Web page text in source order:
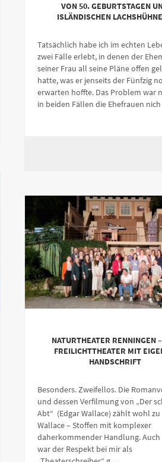
VON 50. GEBURTSTAGEN
ISLÄNDISCHEN
Tatsächlich habe ich im echten
zwei Fälle erlebt, in denen der
seiner Frau all seine Pläne offen
hatte, was er jenseits der Fünfzig
erwarten hoffte. Das Problem war
in beiden Fällen die Ehefrauen
NATURTHEATER RENNINGEN
FREILICHTTHEATER MIT
HANDSCHRIFT
Besonders. Zweifellos. Die
und dessen Verfilmung von „Der
Abt“ (Edgar Wallace) zählt wohl zu
Wallace – Stoffen mit komplexer
daherkommender Handlung. Auch
war der Respekt bei mir als